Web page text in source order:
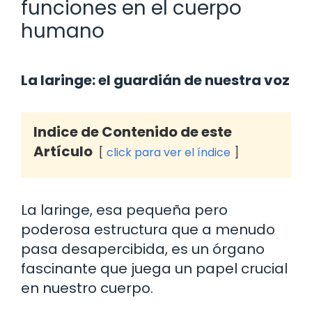
funciones en el cuerpo
humano
La laringe: el guardián de nuestra voz
Indice de Contenido de este
Artículo
click para ver el índice
La laringe, esa pequeña pero
poderosa estructura que a menudo
pasa desapercibida, es un órgano
fascinante que juega un papel crucial
en nuestro cuerpo.